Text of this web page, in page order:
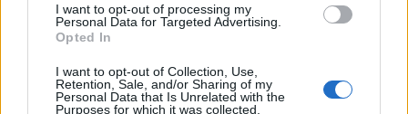
I want to opt-out of processing my
Personal Data for Targeted Advertising.
Opted In
I want to opt-out of Collection, Use,
Retention, Sale, and/or Sharing of my
Personal Data that Is Unrelated with the
Purposes for which it was collected.
X